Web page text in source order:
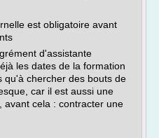
est obligatoire avant
d'assistante
les dates de la formation
qu'à chercher des bouts de
car il est aussi une
avant cela : contracter une